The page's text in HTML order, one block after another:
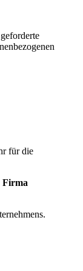
für die
Firma